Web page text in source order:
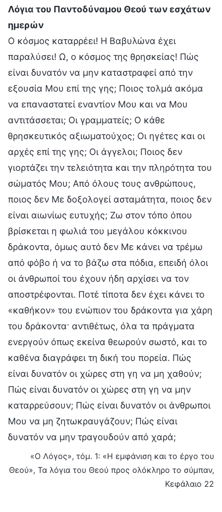
Λόγια του Παντοδύναμου Θεού των εσχάτων
ημερών
Ο κόσμος καταρρέει! Η Βαβυλώνα έχει
παραλύσει! Ω, ο κόσμος της θρησκείας! Πώς
είναι δυνατόν να μην καταστραφεί από την
εξουσία Μου επί της γης; Ποιος τολμά ακόμα
να επαναστατεί εναντίον Μου και να Μου
αντιτάσσεται; Οι γραμματείς; Ο κάθε
θρησκευτικός αξιωματούχος; Οι ηγέτες και οι
αρχές επί της γης; Οι άγγελοι; Ποιος δεν
γιορτάζει την τελειότητα και την πληρότητα του
σώματός Μου; Από όλους τους ανθρώπους,
ποιος δεν Με δοξολογεί ασταμάτητα, ποιος δεν
είναι αιωνίως ευτυχής; Ζω στον τόπο όπου
βρίσκεται η φωλιά του μεγάλου κόκκινου
δράκοντα, όμως αυτό δεν Με κάνει να τρέμω
από φόβο ή να το βάζω στα πόδια, επειδή όλοι
οι άνθρωποί του έχουν ήδη αρχίσει να τον
αποστρέφονται. Ποτέ τίποτα δεν έχει κάνει το
«καθήκον» του ενώπιον του δράκοντα για χάρη
του δράκοντα· αντιθέτως, όλα τα πράγματα
ενεργούν όπως εκείνα θεωρούν σωστό, και το
καθένα διαγράφει τη δική του πορεία. Πώς
είναι δυνατόν οι χώρες στη γη να μη χαθούν;
Πώς είναι δυνατόν οι χώρες στη γη να μην
καταρρεύσουν; Πώς είναι δυνατόν οι άνθρωποι
Μου να μη ζητωκραυγάζουν; Πώς είναι
δυνατόν να μην τραγουδούν από χαρά;
«Ο Λόγος», τόμ. 1: «Η εμφάνιση και το έργο του
Θεού», Τα λόγια του Θεού προς ολόκληρο το σύμπαν,
Κεφάλαιο 22